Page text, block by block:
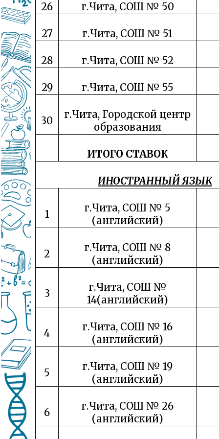
26 г.Чита, СОШ № 50
27 г.Чита, СОШ № 51
28 г.Чита, СОШ № 52
29 г.Чита, СОШ № 55
30
г.Чита, Городской центр
образования
ИТОГО СТАВОК
ИНОСТРАННЫЙ ЯЗЫК
1
г.Чита, СОШ № 5
(английский)
2
г.Чита, СОШ № 8
(английский)
3
г.Чита, СОШ №
14(английский)
4
г.Чита, СОШ № 16
(английский)
5
г.Чита, СОШ № 19
(английский)
6
г.Чита, СОШ № 26
(английский)